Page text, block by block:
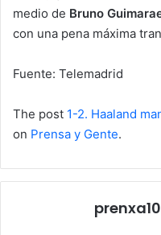
medio de Bruno
con una pena máxima
Fuente: Telemadrid
The post 1-2. Haaland
on Prensa y Gente.